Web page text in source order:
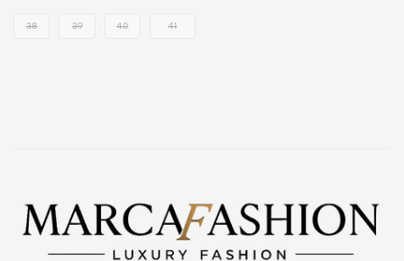
38 39 40 41